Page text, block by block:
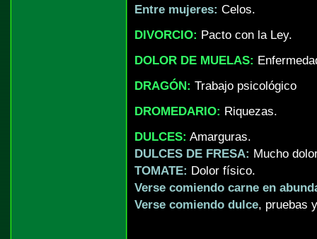
Entre mujeres: Celos.
DIVORCIO: Pacto con la Ley.
DOLOR DE MUELAS:
DRAGÓN: Trabajo psicológico
DROMEDARIO: Riquezas.
DULCES: Amarguras.
DULCES DE FRESA: Mucho
TOMATE: Dolor físico.
Verse comiendo carne en
Verse comiendo dulce, pruebas